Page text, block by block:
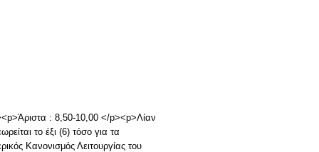
: 8,50-10,00 </p><p>Λίαν
το έξι (6) τόσο για τα
Κανονισμός Λειτουργίας του